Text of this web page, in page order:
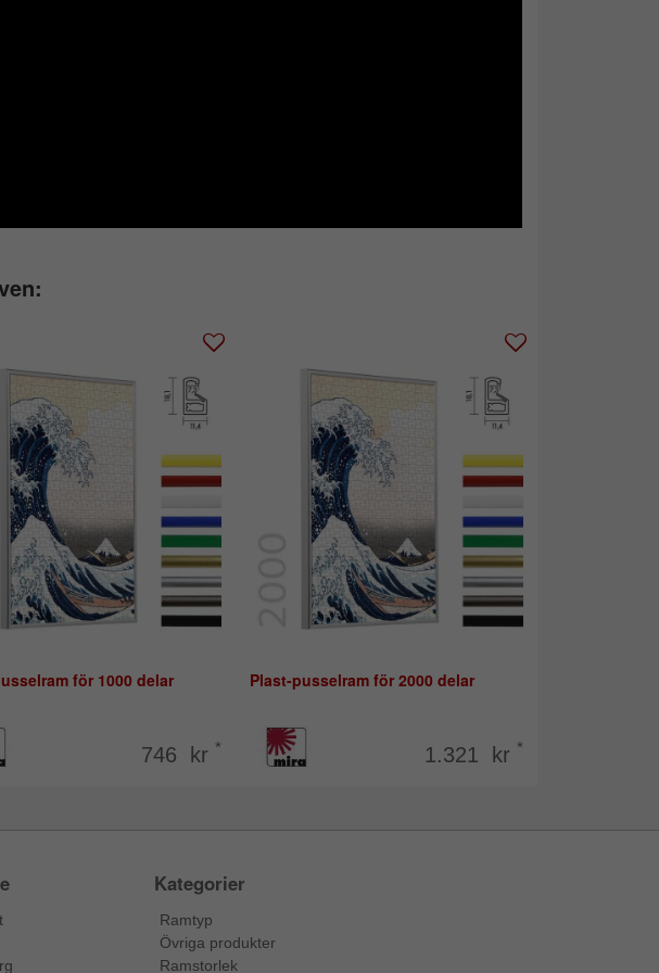
för 1000 delar
746 kr *
Plast-pusselram för 2000 delar
1.321 kr *
Kategorier
Ramtyp
Övriga produkter
Ramstorlek